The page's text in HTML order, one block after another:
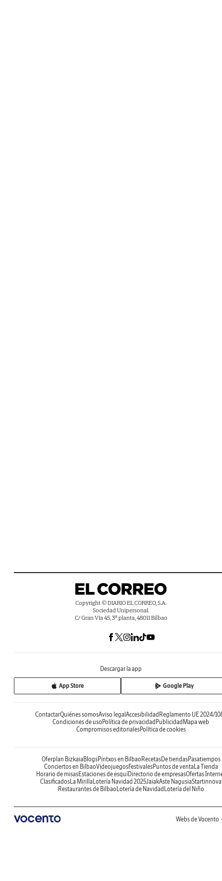
Copyright © DIARIO EL CORREO, S.A.
Sociedad Unipersonal.
C/ Gran Vía 45, 3ª planta, 48011 Bilbao
Descargar la app
App Store Google Play
ContactarQuiénes somosAviso legal Accesibilidad Reglamento UE 2024/
Condiciones de uso Política de privacidad Publicidad Mapa web
Compromisos editorialesPolítica de cookies
Oferplan Bizkaia BlogsPintxos en Bilbao RecetasDe tiendasPasatiempos
Conciertos en BilbaoVideojuegosFestivalesPuntos de venta La Tienda
Horario de misasEstaciones de esquíDirectorio de empresasOfertas
Clasificados La Mirilla Lotería Navidad 2025JaiakAste NagusiaStartinnova
Restaurantes de Bilbao Lotería de Navidad Lotería del Niño
Webs de Vocento